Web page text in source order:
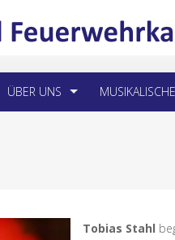
ÜBER UNS
Tobias Stahl